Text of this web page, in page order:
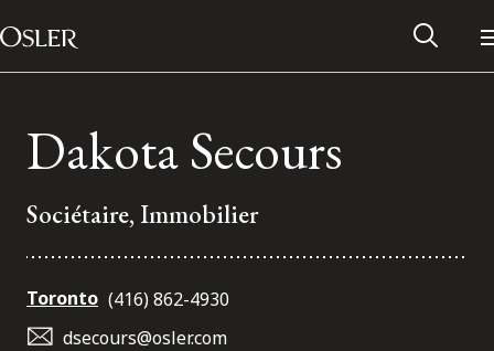
Passer au contenu
Main Navigation
Dakota Secours
Sociétaire, Immobilier
Toronto (416) 862-4930
dsecours@osler.com